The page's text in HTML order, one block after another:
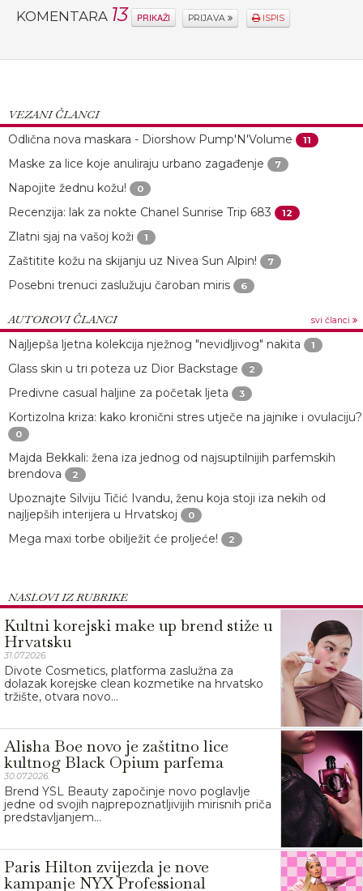
KOMENTARA 13 PRIKAŽI PRIJAVA ISPIS
VEZANI ČLANCI
Odlična nova maskara - Diorshow Pump'N'Volume
11
Maske za lice koje anuliraju urbano zagađenje 7
Napojite žednu kožu! 0
Recenzija: lak za nokte Chanel Sunrise Trip 683 12
Zlatni sjaj na vašoj koži 1
Zaštitite kožu na skijanju uz Nivea Sun Alpin! 7
Posebni trenuci zaslužuju čaroban miris 6
AUTOROVI ČLANCI svi članci
Najljepša ljetna kolekcija nježnog "nevidljivog" nakita 1
Glass skin u tri poteza uz Dior Backstage 2
Predivne casual haljine za početak ljeta 3
Kortizolna kriza: kako kronični stres utječe na jajnike i ovulaciju?
0
Majda Bekkali: žena iza jednog od najsuptilnijih parfemskih
brendova
2
Upoznajte Silviju Tičić Ivandu, ženu koja stoji iza nekih od
najljepših interijera u Hrvatskoj
0
Mega maxi torbe obilježit će proljeće! 2
NASLOVI IZ RUBRIKE
Kultni korejski make up brend stiže u
Hrvatsku
31.07.2026.
Divote Cosmetics, platforma zaslužna za
dolazak korejske clean kozmetike na hrvatsko
tržište, otvara novo...
Alisha Boe novo je zaštitno lice
kultnog Black Opium parfema
30.07.2026.
Brend YSL Beauty započinje novo poglavlje
jedne od svojih najprepoznatljivijih mirisnih priča
predstavljanjem...
Paris Hilton zvijezda je nove
kampanje NYX Professional